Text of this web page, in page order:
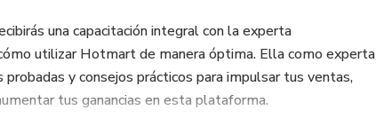
una capacitación integral con la experta
utilizar Hotmart de manera óptima. Ella como experta
y consejos prácticos para impulsar tus ventas,
tus ganancias en esta plataforma.